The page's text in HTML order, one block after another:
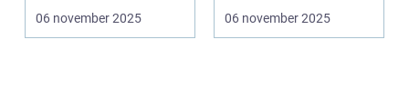
06 november 2025
Intresset v&...
06 november 2025